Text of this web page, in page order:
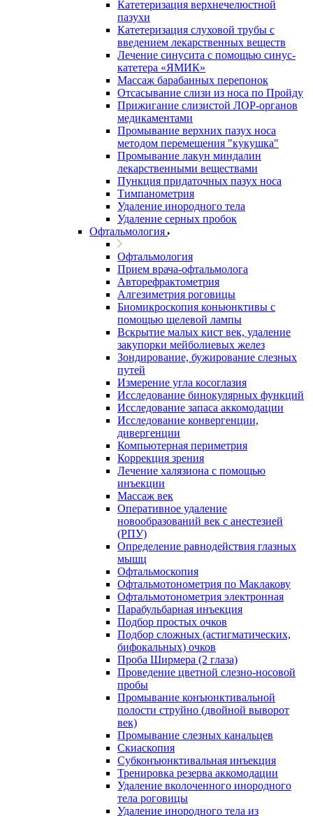
Катетеризация верхнечелюстной
пазухи
Катетеризация слуховой трубы с
введением лекарственных веществ
Лечение синусита с помощью синус-
катетера «ЯМИК»
Массаж барабанных перепонок
Отсасывание слизи из носа по Пройду
Прижигание слизистой ЛОР-органов
медикаментами
Промывание верхних пазух носа
методом перемещения "кукушка"
Промывание лакун миндалин
лекарственными веществами
Пункция придаточных пазух носа
Тимпанометрия
Удаление инородного тела
Удаление серных пробок
Офтальмология
Офтальмология
Прием врача-офтальмолога
Авторефрактометрия
Алгезиметрия роговицы
Биомикроскопия коньюнктивы с
помощью щелевой лампы
Вскрытие малых кист век, удаление
закупорки мейболиевых желез
Зондирование, бужирование слезных
путей
Измерение угла косоглазия
Исследование бинокулярных функций
Исследование запаса аккомодации
Исследование конвергенции,
дивергенции
Компьютерная периметрия
Коррекция зрения
Лечение халязиона с помощью
инъекции
Массаж век
Оперативное удаление
новообразований век с анестезией
(РПУ)
Определение равнодействия глазных
мышц
Офтальмоскопия
Офтальмотонометрия по Маклакову
Офтальмотонометрия электронная
Парабульбарная инъекция
Подбор простых очков
Подбор сложных (астигматических,
бифокальных) очков
Проба Ширмера (2 глаза)
Проведение цветной слезно-носовой
пробы
Промывание конъюнктивальной
полости струйно (двойной выворот
век)
Промывание слезных канальцев
Скиаскопия
Субконъюнктивальная инъекция
Тренировка резерва аккомодации
Удаление вколоченного инородного
тела роговицы
Удаление инородного тела из